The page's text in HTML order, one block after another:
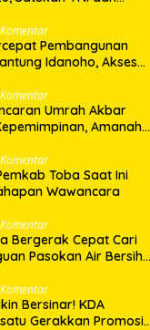
Pembangunan
Idanoho, Akses
Umrah Akbar
Amanah,
Toba Saat Ini
Wawancara
Bergerak Cepat Cari
Pasokan Air Bersih
Bersinar! KDA
Gerakkan Promosi